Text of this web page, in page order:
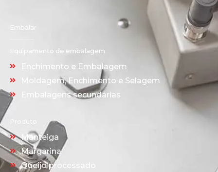
Embalar
Equipamento de embalagem
Enchimento e Embalagem
Moldagem, Enchimento e Selagem
Embalagens secundárias
Produto
Manteiga
Margarina
Queijo processado